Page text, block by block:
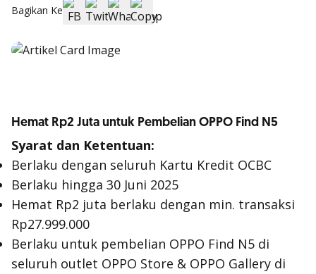
Bagikan Ke
Hemat Rp2 Juta untuk Pembelian OPPO Find N5
Syarat dan Ketentuan:
Berlaku dengan seluruh Kartu Kredit OCBC
Berlaku hingga 30 Juni 2025
Hemat Rp2 juta berlaku dengan min. transaksi
Rp27.999.000
Berlaku untuk pembelian OPPO Find N5 di
seluruh outlet OPPO Store & OPPO Gallery di